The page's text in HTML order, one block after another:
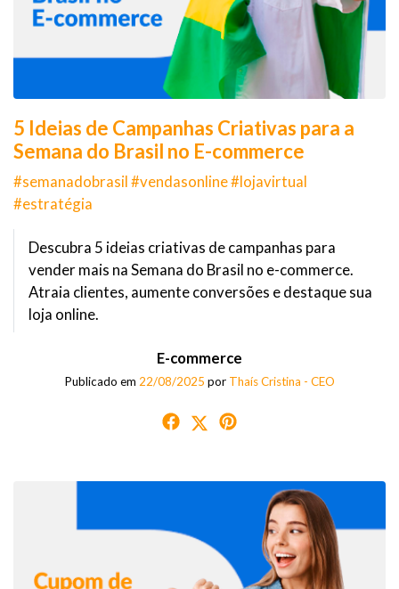
5 Ideias de Campanhas Criativas para a
Semana do Brasil no E-commerce
#semanadobrasil #vendasonline #lojavirtual
#estratégia
Descubra 5 ideias criativas de campanhas para
vender mais na Semana do Brasil no e-commerce.
Atraia clientes, aumente conversões e destaque sua
loja online.
E-commerce
Publicado em 22/08/2025 por Thaís Cristina - CEO